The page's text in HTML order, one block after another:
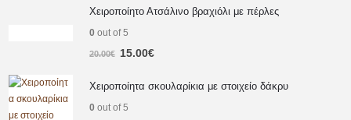
Χειροποίητο Ατσάλινο βραχιόλι με πέρλες
0 out of 5
20.00€ 15.00€
Χειροποίητα σκουλαρίκια με στοιχείο δάκρυ
0 out of 5